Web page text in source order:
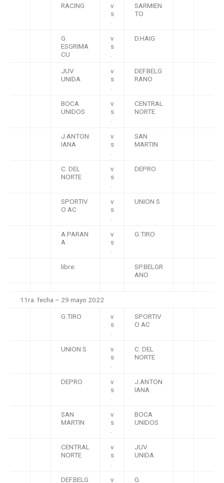
RACING
v
s
.
SARMIEN
TO
G.
ESGRIMA
CU
v
s
.
D.HAIG
JUV
UNIDA
v
s
.
DEF.BELG
RANO
BOCA
UNIDOS
v
s
.
CENTRAL
NORTE
J.ANTON
IANA
v
s
.
SAN
MARTIN
C. DEL
NORTE
v
s
.
DEPRO
SPORTIV
O AC
v
s
.
UNION S
A.PARAN
A
v
s
.
G.TIRO
libre:
SP.BELGR
ANO
11ra. fecha – 29 mayo 2022
G.TIRO
v
s
.
SPORTIV
O AC
UNION S
v
s
.
C. DEL
NORTE
DEPRO
v
s
.
J.ANTON
IANA
SAN
MARTIN
v
s
.
BOCA
UNIDOS
CENTRAL
NORTE
v
s
.
JUV
UNIDA
DEF.BELG v G.